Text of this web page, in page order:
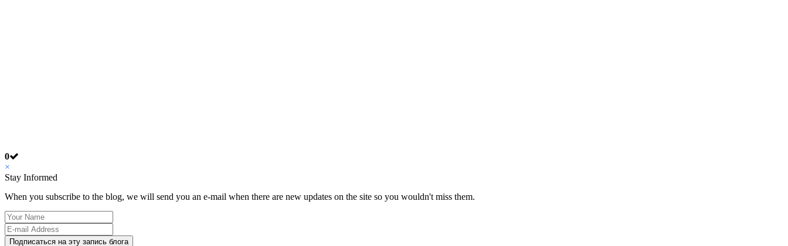
0
×
Stay Informed
When you subscribe to the blog, we will send you an e-mail when there are new updates on the site so you wouldn't miss them.
Your
Name
E-
mail
Подписаться на эту запись блога